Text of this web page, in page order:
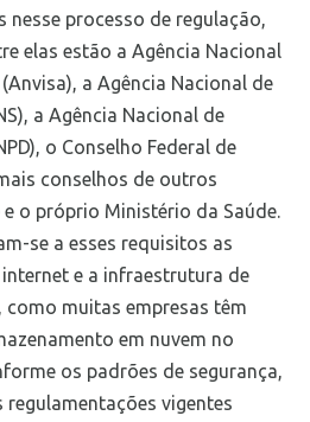
processo de regulação,
elas estão a Agência Nacional
a Agência Nacional de
a Agência Nacional de
o Conselho Federal de
conselhos de outros
o próprio Ministério da Saúde.
se a esses requisitos as
e a infraestrutura de
como muitas empresas têm
em nuvem no
os padrões de segurança,
vigentes